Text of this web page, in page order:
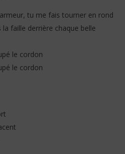
tu me fais tourner en rond
faille derrière chaque belle
le cordon
le cordon